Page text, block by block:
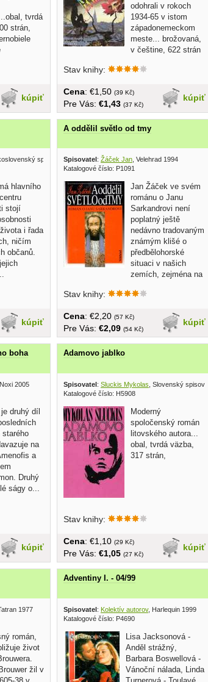
tvrdá
strán,
kúpiť
odohrali v rokoch
1934-65 v istom
západonemeckom
meste... brožovaná,
v češtine, 622 strán
Stav knihy:
kúpiť
Cena: €1,50 (39 Kč)
Pre Vás: €1,43 (37 Kč)
spisovatel 1985
hlavního
stojí
i řada
ničím
občanů.
kúpiť
A oddělil světlo od tmy
Spisovatel : Žáček Jan , Velehrad 1994
Katalogové číslo: P1091
Jan Žáček ve svém
románu o Janu
Sarkandrovi není
poplatný ještě
nedávno tradovaným
známým klišé o
předbělohorské
situaci v našich
zemích, zejména na
Stav knihy:
kúpiť
Cena: €2,20 (57 Kč)
Pre Vás: €2,09 (54 Kč)
boha
, Noxi 2005
druhý díl
starého
na
a
Druhý
ságy o...
kúpiť
Adamovo jablko
Spisovatel: Sluckis Mykolas , Slovenský
Katalogové číslo: H5908
Moderný
spoločenský román
litovského autora...
obal, tvrdá väzba,
317 strán,
Stav knihy:
kúpiť
Cena: €1,10 (29 Kč)
Pre Vás: €1,05 (27 Kč)
1977
román,
život
žil v
Adventiny I. - 04/99
Spisovatel: Kolektív autorov, Harlequin 1999
Katalogové číslo: P4690
Lisa Jacksonová -
Anděl strážný,
Barbara Boswellová -
Vánoční nálada, Linda